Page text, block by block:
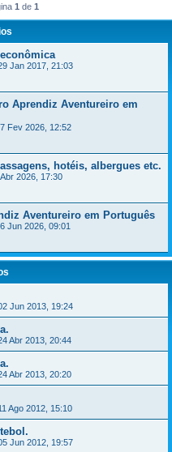
1 de 1
Jan 2017, 21:03
Aprendiz Aventureiro em
Fev 2026, 12:52
hotéis, albergues etc.
2026, 17:30
Aventureiro em Português
Jun 2026, 09:01
Jun 2013, 19:24
Abr 2013, 20:44
Abr 2013, 20:20
Ago 2012, 15:10
Jun 2012, 19:57